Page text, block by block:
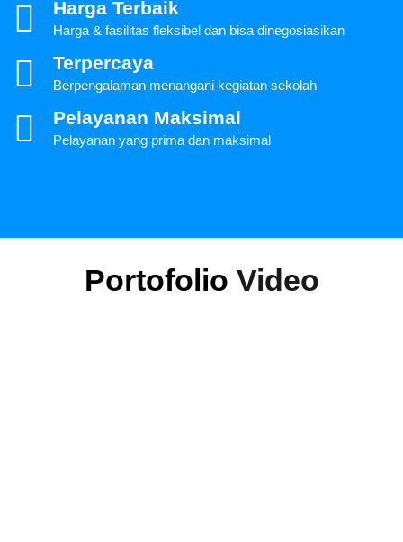
Harga Terbaik
Harga & fasilitas fleksibel dan bisa dinegosiasikan
Terpercaya
Berpengalaman menangani kegiatan sekolah
Pelayanan Maksimal
Pelayanan yang prima dan maksimal
Portofolio Video